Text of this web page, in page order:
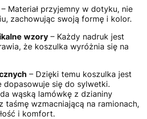
– Materiał przyjemny w dotyku, nie
zachowując swoją formę i kolor.
wzory – Każdy nadruk jest
że koszulka wyróżnia się na
– Dzięki temu koszulka jest
się do sylwetki.
wąską lamówkę z dzianiny
taśmę wzmacniającą na ramionach,
i komfort.